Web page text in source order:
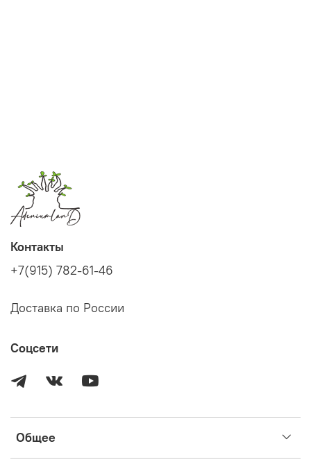
Общее
Контакты
+7(915) 782-61-46
Доставка по России
Соцсети